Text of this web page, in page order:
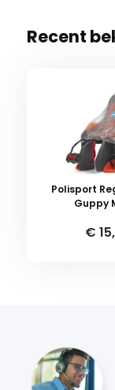
Recent
Polisport
Guppy
€